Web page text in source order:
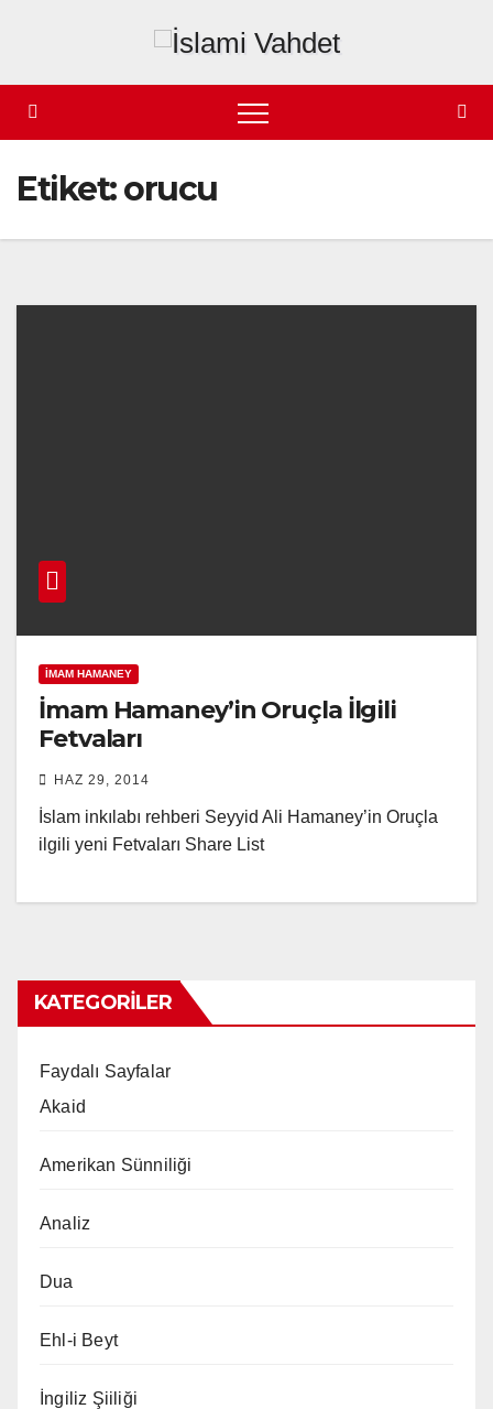
content
Etiket:orucu
İMAM HAMANEY
İmam Hamaney’in Oruçla İlgili
Fetvaları
HAZ 29, 2014
İslam inkılabı rehberi Seyyid Ali Hamaney’in Oruçla
ilgili yeni Fetvaları Share List
KATEGORILER
Faydalı Sayfalar
Akaid
Amerikan Sünniliği
Analiz
Dua
Ehl-i Beyt
İngiliz Şiiliği